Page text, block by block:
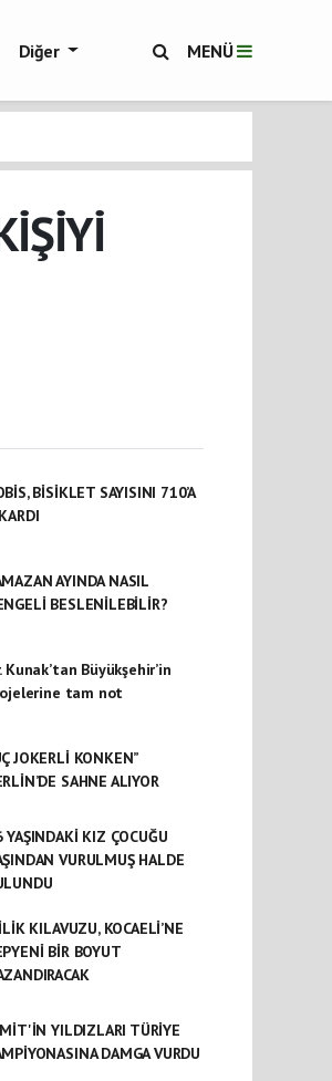
Diğer MENÜ
BİSİKLET SAYISINI 710’A
AYINDA NASIL
BESLENİLEBİLİR?
Kunak’tan Büyükşehir’in
tam not
JOKERLİ KONKEN”
SAHNE ALIYOR
YAŞINDAKİ KIZ ÇOCUĞU
VURULMUŞ HALDE
KILAVUZU, KOCAELİ’NE
BİR BOYUT
YILDIZLARI TÜRİYE
DAMGA VURDU